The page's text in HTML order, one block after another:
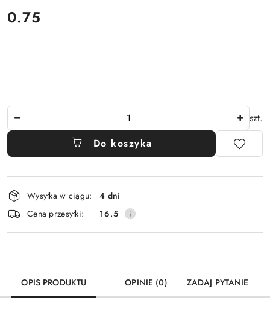
cena:
0.75
szt.
Do koszyka
Dostępność
i
dostawa
Wysyłka w ciągu:
4 dni
Cena przesyłki:
16.5
OPIS PRODUKTU OPINIE (0) ZADAJ PYTANIE